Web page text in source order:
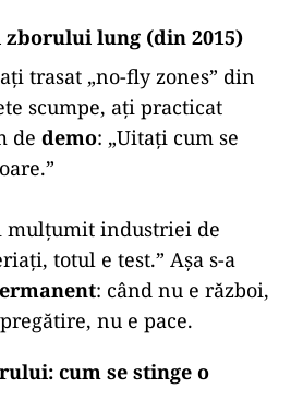
lung (din 2015)
trasat „no-fly zones” din
scumpe, ați practicat
de demo: „Uitați cum se
mulțumit industriei de
totul e test.” Așa s-a
: când nu e război,
nu e pace.
cum se stinge o